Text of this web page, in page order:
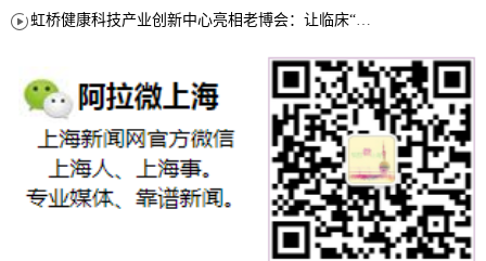
虹桥健康科技产业创新中心亮相老博会：让临床“需求”定义银发经济新生态